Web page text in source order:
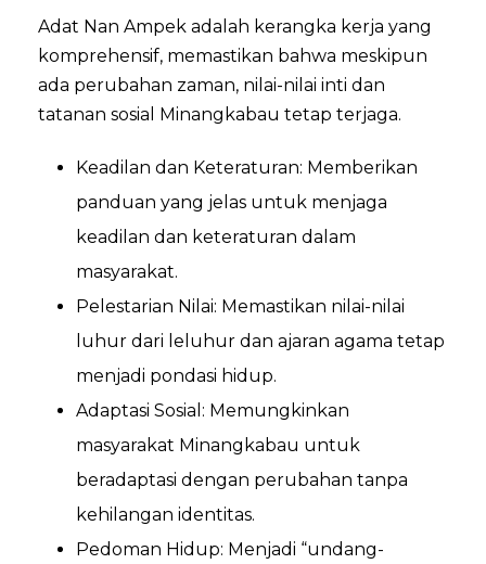
Adat Nan Ampek adalah kerangka kerja yang
komprehensif, memastikan bahwa meskipun
ada perubahan zaman, nilai-nilai inti dan
tatanan sosial Minangkabau tetap terjaga.
Keadilan dan Keteraturan: Memberikan
panduan yang jelas untuk menjaga
keadilan dan keteraturan dalam
masyarakat.
Pelestarian Nilai: Memastikan nilai-nilai
luhur dari leluhur dan ajaran agama tetap
menjadi pondasi hidup.
Adaptasi Sosial: Memungkinkan
masyarakat Minangkabau untuk
beradaptasi dengan perubahan tanpa
kehilangan identitas.
Pedoman Hidup: Menjadi “undang-